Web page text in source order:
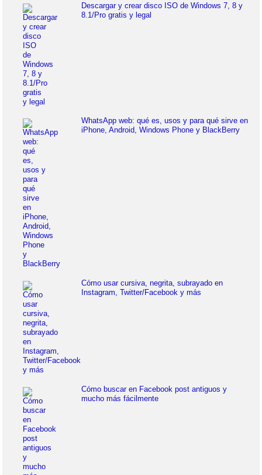
Descargar y crear disco ISO de Windows 7, 8 y
8.1/Pro gratis y legal
WhatsApp web: qué es, usos y para qué sirve en
iPhone, Android, Windows Phone y BlackBerry
Cómo usar cursiva, negrita, subrayado en
Instagram, Twitter/Facebook y más
Cómo buscar en Facebook post antiguos y
mucho más fácilmente